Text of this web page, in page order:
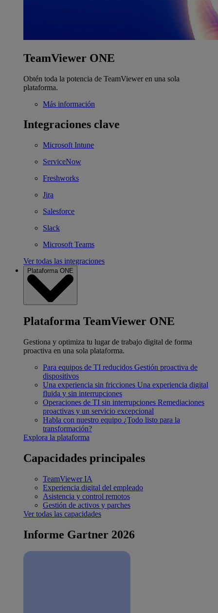
TeamViewer ONE
Obtén toda la potencia de TeamViewer en una sola
plataforma.
Más información
Integraciones clave
Microsoft Intune
ServiceNow
Freshworks
Jira
Salesforce
Slack
Microsoft Teams
Ver todas las integraciones
Plataforma ONE
Plataforma TeamViewer ONE
Gestiona y optimiza tu lugar de trabajo digital de forma
proactiva en una sola plataforma.
Para equipos de TI reducidos Gestión proactiva de
dispositivos
Una experiencia sin fricciones Una experiencia digital
fluida y sin interrupciones
Operaciones de TI sin interrupciones Remediaciones
proactivas y un servicio excepcional
Habla con nuestro equipo ¿Todo listo para la
transformación?
Explora la plataforma
Capacidades principales
TeamViewer IA
Experiencia digital del empleado
Asistencia y control remotos
Gestión de activos y parches
Ver todas las capacidades
Informe Gartner 2026